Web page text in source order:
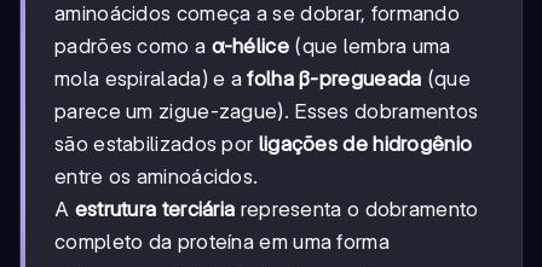
aminoácidos começa a se dobrar, formando
padrões como a α-hélice(que lembra uma
mola espiralada) e afolha β-pregueada (que
parece um zigue-zague). Esses dobramentos
são estabilizados por ligações de hidrogênio
entre os aminoácidos.
A estrutura terciária representa o dobramento
completo da proteína em uma forma